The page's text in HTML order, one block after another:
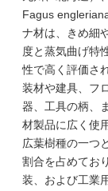
Fagus
ナ材は、きめ細
度と蒸気曲げ特
性で高く評価さ
装材や建具、フ
器、工具の柄、
材製品に広く使
広葉樹種の一つ
割合を占めてお
装、および工業